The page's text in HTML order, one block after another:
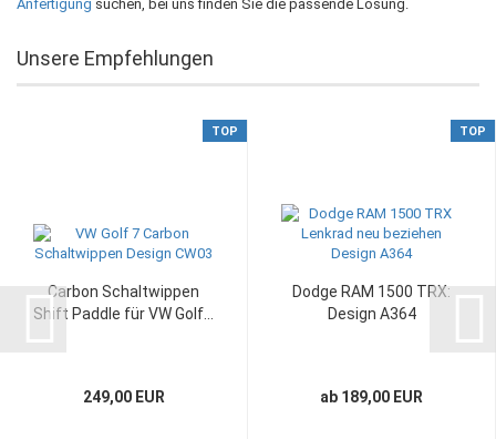
Anfertigung suchen, bei uns finden Sie die passende Lösung.
Unsere Empfehlungen
TOP
Carbon Schaltwippen
Shift Paddle für VW Golf...
249,00 EUR
TOP
Dodge RAM 1500 TRX:
Design A364
ab 189,00 EUR